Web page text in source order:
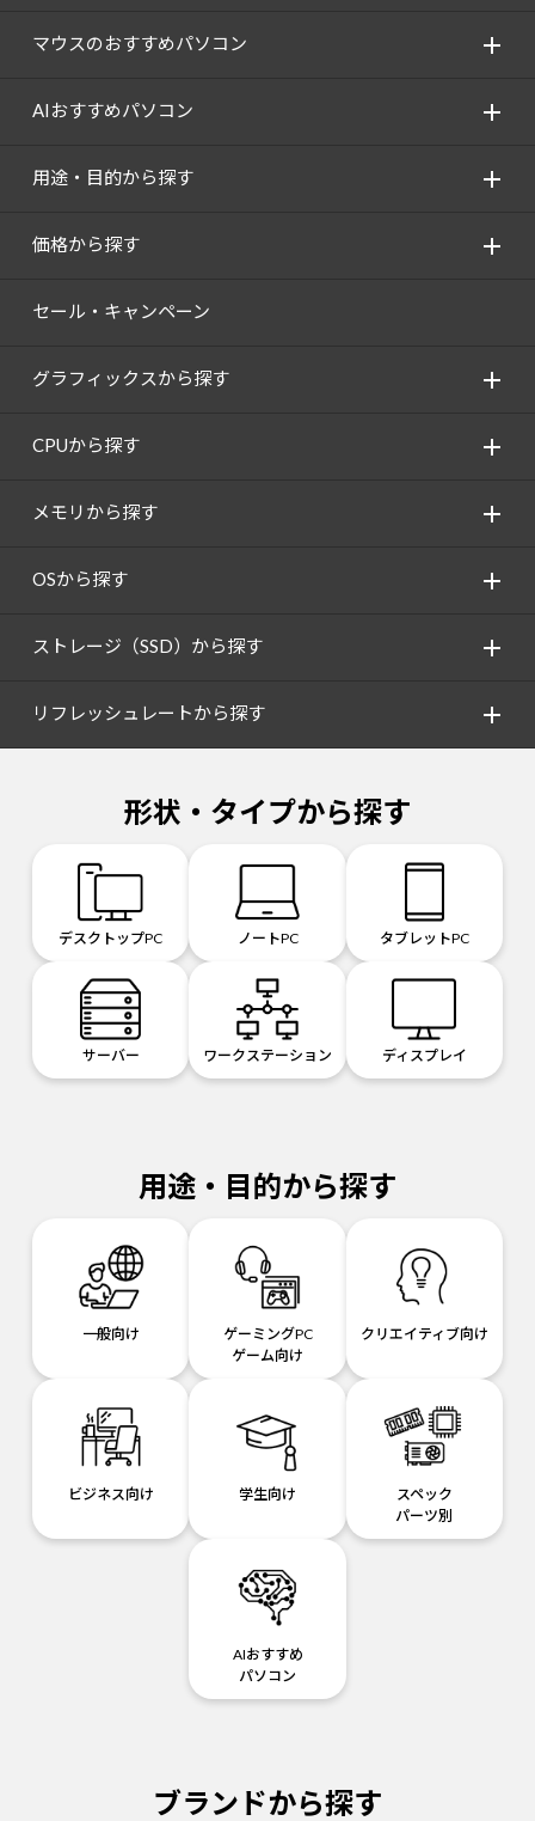
マウスのおすすめパソコン
AIおすすめパソコン
用途・目的から探す
価格から探す
セール・キャンペーン
グラフィックスから探す
CPUから探す
メモリから探す
OSから探す
ストレージ（SSD）から探す
リフレッシュレートから探す
形状・タイプから探す
デスクトップPC ノートPC タブレットPC
サーバー ワークステーション ディスプレイ
用途・目的から探す
一般向け
ゲーミングPC
ゲーム向け
クリエイティブ向け
ビジネス向け 学生向け
スペック
パーツ別
AIおすすめ
パソコン
ブランドから探す